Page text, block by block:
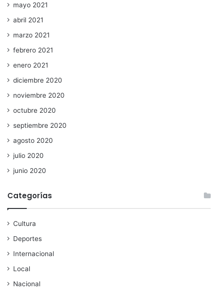
mayo 2021
abril 2021
marzo 2021
febrero 2021
enero 2021
diciembre 2020
noviembre 2020
octubre 2020
septiembre 2020
agosto 2020
julio 2020
junio 2020
Categorías
Cultura
Deportes
Internacional
Local
Nacional